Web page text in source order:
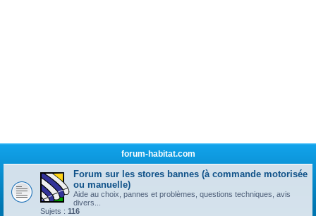
forum-habitat.com
Forum sur les stores bannes (à commande motorisée
ou manuelle)
Aide au choix, pannes et problèmes, questions techniques, avis
divers...
Sujets : 116